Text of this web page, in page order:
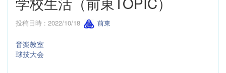
投稿日時 : 2022/10/18 前東
音楽教室
球技大会